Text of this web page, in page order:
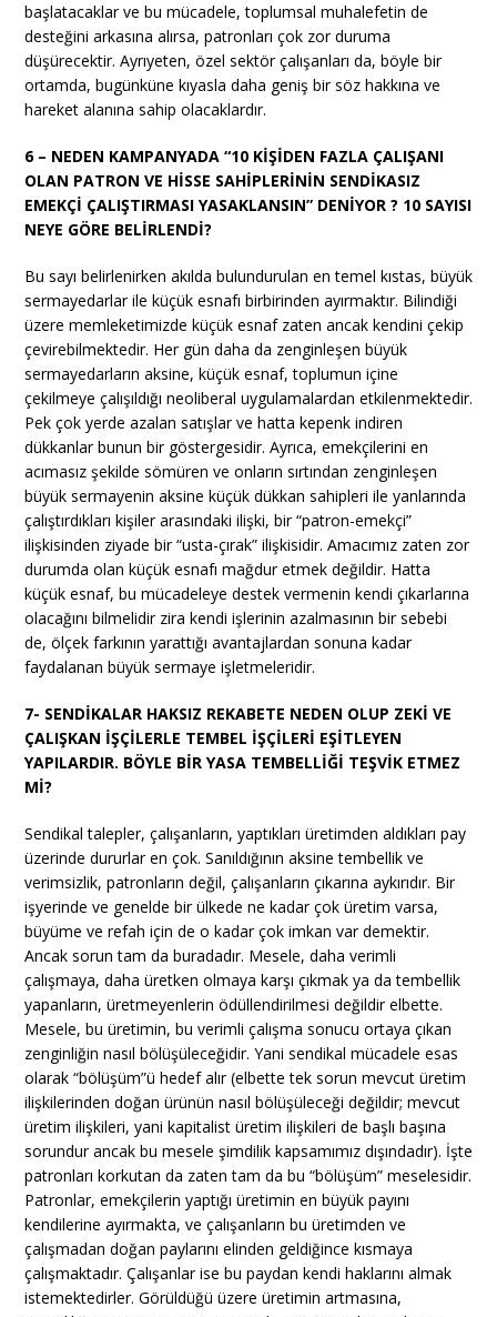
başlatacaklar ve bu mücadele, toplumsal muhalefetin de
desteğini arkasına alırsa, patronları çok zor duruma
düşürecektir. Ayrıyeten, özel sektör çalışanları da, böyle bir
ortamda, bugünküne kıyasla daha geniş bir söz hakkına ve
hareket alanına sahip olacaklardır.
6 – NEDEN KAMPANYADA “10 KİŞİDEN FAZLA ÇALIŞANI
OLAN PATRON VE HİSSE SAHİPLERİNİN SENDİKASIZ
EMEKÇİ ÇALIŞTIRMASI YASAKLANSIN” DENİYOR ? 10 SAYISI
NEYE GÖRE BELİRLENDİ?
Bu sayı belirlenirken akılda bulundurulan en temel kıstas, büyük
sermayedarlar ile küçük esnafı birbirinden ayırmaktır. Bilindiği
üzere memleketimizde küçük esnaf zaten ancak kendini çekip
çevirebilmektedir. Her gün daha da zenginleşen büyük
sermayedarların aksine, küçük esnaf, toplumun içine
çekilmeye çalışıldığı neoliberal uygulamalardan etkilenmektedir.
Pek çok yerde azalan satışlar ve hatta kepenk indiren
dükkanlar bunun bir göstergesidir. Ayrıca, emekçilerini en
acımasız şekilde sömüren ve onların sırtından zenginleşen
büyük sermayenin aksine küçük dükkan sahipleri ile yanlarında
çalıştırdıkları kişiler arasındaki ilişki, bir “patron-emekçi”
ilişkisinden ziyade bir “usta-çırak” ilişkisidir. Amacımız zaten zor
durumda olan küçük esnafı mağdur etmek değildir. Hatta
küçük esnaf, bu mücadeleye destek vermenin kendi çıkarlarına
olacağını bilmelidir zira kendi işlerinin azalmasının bir sebebi
de, ölçek farkının yarattığı avantajlardan sonuna kadar
faydalanan büyük sermaye işletmeleridir.
7- SENDİKALAR HAKSIZ REKABETE NEDEN OLUP ZEKİ VE
ÇALIŞKAN İŞÇİLERLE TEMBEL İŞÇİLERİ EŞİTLEYEN
YAPILARDIR. BÖYLE BİR YASA TEMBELLİĞİ TEŞVİK ETMEZ
Mİ?
Sendikal talepler, çalışanların, yaptıkları üretimden aldıkları pay
üzerinde dururlar en çok. Sanıldığının aksine tembellik ve
verimsizlik, patronların değil, çalışanların çıkarına aykırıdır. Bir
işyerinde ve genelde bir ülkede ne kadar çok üretim varsa,
büyüme ve refah için de o kadar çok imkan var demektir.
Ancak sorun tam da buradadır. Mesele, daha verimli
çalışmaya, daha üretken olmaya karşı çıkmak ya da tembellik
yapanların, üretmeyenlerin ödüllendirilmesi değildir elbette.
Mesele, bu üretimin, bu verimli çalışma sonucu ortaya çıkan
zenginliğin nasıl bölüşüleceğidir. Yani sendikal mücadele esas
olarak “bölüşüm”ü hedef alır (elbette tek sorun mevcut üretim
ilişkilerinden doğan ürünün nasıl bölüşüleceği değildir; mevcut
üretim ilişkileri, yani kapitalist üretim ilişkileri de başlı başına
sorundur ancak bu mesele şimdilik kapsamımız dışındadır). İşte
patronları korkutan da zaten tam da bu “bölüşüm” meselesidir.
Patronlar, emekçilerin yaptığı üretimin en büyük payını
kendilerine ayırmakta, ve çalışanların bu üretimden ve
çalışmadan doğan paylarını elinden geldiğince kısmaya
çalışmaktadır. Çalışanlar ise bu paydan kendi haklarını almak
istemektedirler. Görüldüğü üzere üretimin artmasına,